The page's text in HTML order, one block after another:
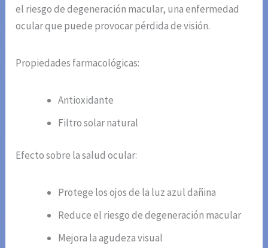
el riesgo de degeneración macular, una enfermedad
ocular que puede provocar pérdida de visión.
Propiedades farmacológicas:
Antioxidante
Filtro solar natural
Efecto sobre la salud ocular:
Protege los ojos de la luz azul dañina
Reduce el riesgo de degeneración macular
Mejora la agudeza visual